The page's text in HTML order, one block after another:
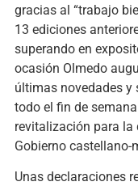
gracias al “trabajo
13 ediciones
superando en
ocasión Olmedo
últimas novedades y
todo el fin de
revitalización para la
Gobierno castellano-
Unas declaraciones